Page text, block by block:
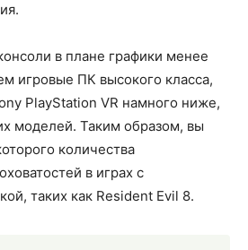
в плане графики менее
игровые ПК высокого класса,
PlayStation VR намного ниже,
моделей. Таким образом, вы
количества
в играх с
таких как Resident Evil 8.